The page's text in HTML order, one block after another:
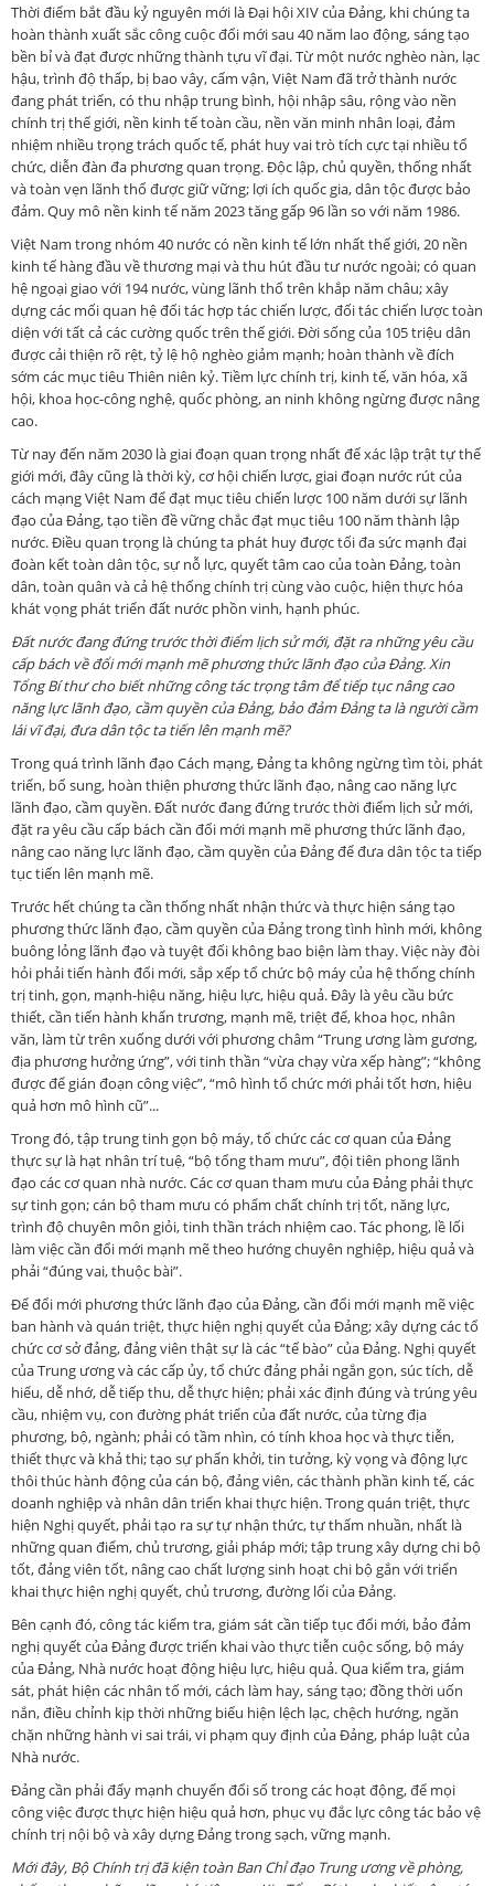
Thời điểm bắt đầu kỷ nguyên mới là Đại hội XIV của Đảng, khi chúng ta
hoàn thành xuất sắc công cuộc đổi mới sau 40 năm lao động, sáng tạo
bền bỉ và đạt được những thành tựu vĩ đại. Từ một nước nghèo nàn, lạc
hậu, trình độ thấp, bị bao vây, cấm vận, Việt Nam đã trở thành nước
đang phát triển, có thu nhập trung bình, hội nhập sâu, rộng vào nền
chính trị thế giới, nền kinh tế toàn cầu, nền văn minh nhân loại, đảm
nhiệm nhiều trọng trách quốc tế, phát huy vai trò tích cực tại nhiều tổ
chức, diễn đàn đa phương quan trọng. Độc lập, chủ quyền, thống nhất
và toàn vẹn lãnh thổ được giữ vững; lợi ích quốc gia, dân tộc được bảo
đảm. Quy mô nền kinh tế năm 2023 tăng gấp 96 lần so với năm 1986.
Việt Nam trong nhóm 40 nước có nền kinh tế lớn nhất thế giới, 20 nền
kinh tế hàng đầu về thương mại và thu hút đầu tư nước ngoài; có quan
hệ ngoại giao với 194 nước, vùng lãnh thổ trên khắp năm châu; xây
dựng các mối quan hệ đối tác hợp tác chiến lược, đối tác chiến lược toàn
diện với tất cả các cường quốc trên thế giới. Đời sống của 105 triệu dân
được cải thiện rõ rệt, tỷ lệ hộ nghèo giảm mạnh; hoàn thành về đích
sớm các mục tiêu Thiên niên kỷ. Tiềm lực chính trị, kinh tế, văn hóa, xã
hội, khoa học-công nghệ, quốc phòng, an ninh không ngừng được nâng
cao.
Từ nay đến năm 2030 là giai đoạn quan trọng nhất để xác lập trật tự thế
giới mới, đây cũng là thời kỳ, cơ hội chiến lược, giai đoạn nước rút của
cách mạng Việt Nam để đạt mục tiêu chiến lược 100 năm dưới sự lãnh
đạo của Đảng, tạo tiền đề vững chắc đạt mục tiêu 100 năm thành lập
nước. Điều quan trọng là chúng ta phát huy được tối đa sức mạnh đại
đoàn kết toàn dân tộc, sự nỗ lực, quyết tâm cao của toàn Đảng, toàn
dân, toàn quân và cả hệ thống chính trị cùng vào cuộc, hiện thực hóa
khát vọng phát triển đất nước phồn vinh, hạnh phúc.
Đất nước đang đứng trước thời điểm lịch sử mới, đặt ra những yêu cầu
cấp bách về đổi mới mạnh mẽ phương thức lãnh đạo của Đảng. Xin
Tổng Bí thư cho biết những công tác trọng tâm để tiếp tục nâng cao
năng lực lãnh đạo, cầm quyền của Đảng, bảo đảm Đảng ta là người cầm
lái vĩ đại, đưa dân tộc ta tiến lên mạnh mẽ?
Trong quá trình lãnh đạo Cách mạng, Đảng ta không ngừng tìm tòi, phát
triển, bổ sung, hoàn thiện phương thức lãnh đạo, nâng cao năng lực
lãnh đạo, cầm quyền. Đất nước đang đứng trước thời điểm lịch sử mới,
đặt ra yêu cầu cấp bách cần đổi mới mạnh mẽ phương thức lãnh đạo,
nâng cao năng lực lãnh đạo, cầm quyền của Đảng để đưa dân tộc ta tiếp
tục tiến lên mạnh mẽ.
Trước hết chúng ta cần thống nhất nhận thức và thực hiện sáng tạo
phương thức lãnh đạo, cầm quyền của Đảng trong tình hình mới, không
buông lỏng lãnh đạo và tuyệt đối không bao biện làm thay. Việc này đòi
hỏi phải tiến hành đổi mới, sắp xếp tổ chức bộ máy của hệ thống chính
trị tinh, gọn, mạnh-hiệu năng, hiệu lực, hiệu quả. Đây là yêu cầu bức
thiết, cần tiến hành khẩn trương, mạnh mẽ, triệt để, khoa học, nhân
văn, làm từ trên xuống dưới với phương châm “Trung ương làm gương,
địa phương hưởng ứng”, với tinh thần “vừa chạy vừa xếp hàng”; “không
được để gián đoạn công việc”, “mô hình tổ chức mới phải tốt hơn, hiệu
quả hơn mô hình cũ”...
Trong đó, tập trung tinh gọn bộ máy, tổ chức các cơ quan của Đảng
thực sự là hạt nhân trí tuệ, “bộ tổng tham mưu”, đội tiên phong lãnh
đạo các cơ quan nhà nước. Các cơ quan tham mưu của Đảng phải thực
sự tinh gọn; cán bộ tham mưu có phẩm chất chính trị tốt, năng lực,
trình độ chuyên môn giỏi, tinh thần trách nhiệm cao. Tác phong, lề lối
làm việc cần đổi mới mạnh mẽ theo hướng chuyên nghiệp, hiệu quả và
phải “đúng vai, thuộc bài”.
Để đổi mới phương thức lãnh đạo của Đảng, cần đổi mới mạnh mẽ việc
ban hành và quán triệt, thực hiện nghị quyết của Đảng; xây dựng các tổ
chức cơ sở đảng, đảng viên thật sự là các “tế bào” của Đảng. Nghị quyết
của Trung ương và các cấp ủy, tổ chức đảng phải ngắn gọn, súc tích, dễ
hiểu, dễ nhớ, dễ tiếp thu, dễ thực hiện; phải xác định đúng và trúng yêu
cầu, nhiệm vụ, con đường phát triển của đất nước, của từng địa
phương, bộ, ngành; phải có tầm nhìn, có tính khoa học và thực tiễn,
thiết thực và khả thi; tạo sự phấn khởi, tin tưởng, kỳ vọng và động lực
thôi thúc hành động của cán bộ, đảng viên, các thành phần kinh tế, các
doanh nghiệp và nhân dân triển khai thực hiện. Trong quán triệt, thực
hiện Nghị quyết, phải tạo ra sự tự nhận thức, tự thấm nhuần, nhất là
những quan điểm, chủ trương, giải pháp mới; tập trung xây dựng chi bộ
tốt, đảng viên tốt, nâng cao chất lượng sinh hoạt chi bộ gắn với triển
khai thực hiện nghị quyết, chủ trương, đường lối của Đảng.
Bên cạnh đó, công tác kiểm tra, giám sát cần tiếp tục đổi mới, bảo đảm
nghị quyết của Đảng được triển khai vào thực tiễn cuộc sống, bộ máy
của Đảng, Nhà nước hoạt động hiệu lực, hiệu quả. Qua kiểm tra, giám
sát, phát hiện các nhân tố mới, cách làm hay, sáng tạo; đồng thời uốn
nắn, điều chỉnh kịp thời những biểu hiện lệch lạc, chệch hướng, ngăn
chặn những hành vi sai trái, vi phạm quy định của Đảng, pháp luật của
Nhà nước.
Đảng cần phải đẩy mạnh chuyển đổi số trong các hoạt động, để mọi
công việc được thực hiện hiệu quả hơn, phục vụ đắc lực công tác bảo vệ
chính trị nội bộ và xây dựng Đảng trong sạch, vững mạnh.
Mới đây, Bộ Chính trị đã kiện toàn Ban Chỉ đạo Trung ương về phòng,